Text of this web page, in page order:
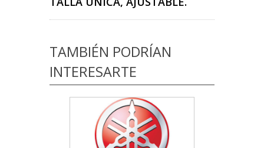
TAMBIÉN PODRÍAN
INTERESARTE